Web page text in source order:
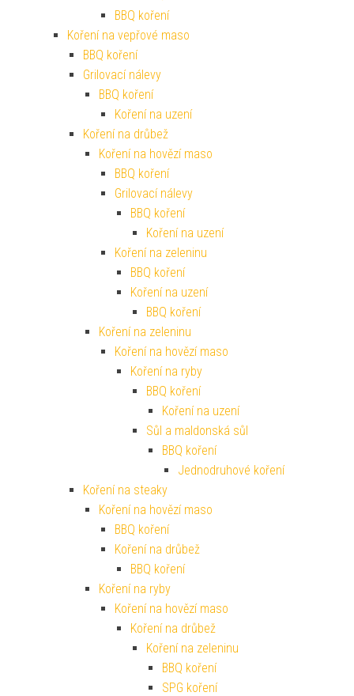
BBQ koření
Koření na vepřové maso
BBQ koření
Grilovací nálevy
BBQ koření
Koření na uzení
Koření na drůbež
Koření na hovězí maso
BBQ koření
Grilovací nálevy
BBQ koření
Koření na uzení
Koření na zeleninu
BBQ koření
Koření na uzení
BBQ koření
Koření na zeleninu
Koření na hovězí maso
Koření na ryby
BBQ koření
Koření na uzení
Sůl a maldonská sůl
BBQ koření
Jednodruhové koření
Koření na steaky
Koření na hovězí maso
BBQ koření
Koření na drůbež
BBQ koření
Koření na ryby
Koření na hovězí maso
Koření na drůbež
Koření na zeleninu
BBQ koření
SPG koření